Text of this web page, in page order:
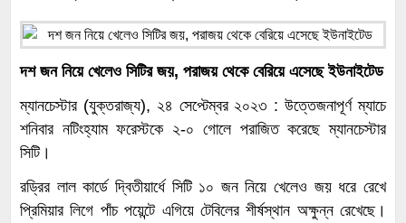
দশ জন নিয়ে খেলেও সিটির জয়, পরাজয় থেকে বেরিয়ে এসেছে ইউনাইটেড
ম্যানচেস্টার (যুক্তরাজ্য), ২৪ সেপ্টেম্বর ২০২৩ : উত্তেজনাপূর্ণ ম্যাচে
শনিবার নটিংহ্যাম ফরেস্টকে ২-০ গোলে পরাজিত করেছে ম্যানচেস্টার
সিটি।
রড্রির লাল কার্ডে দ্বিতীয়ার্ধে সিটি ১০ জন নিয়ে খেলেও জয় ধরে রেখে
প্রিমিয়ার লিগে পাঁচ পয়েন্টে এগিয়ে টেবিলের শীর্ষস্থান অক্ষুন্ন রেখেছে।